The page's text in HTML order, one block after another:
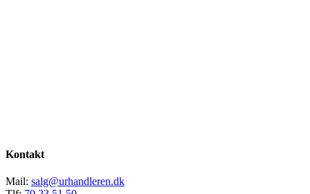
Kontakt
Mail: salg@urhandleren.dk